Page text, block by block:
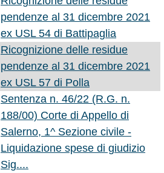
pendenze al 31 dicembre 2021
ex USL 54 di Battipaglia
Ricognizione delle residue
pendenze al 31 dicembre 2021
ex USL 57 di Polla
Sentenza n. 46/22 (R.G. n.
188/00) Corte di Appello di
Salerno, 1^ Sezione civile -
Liquidazione spese di giudizio
Sig....